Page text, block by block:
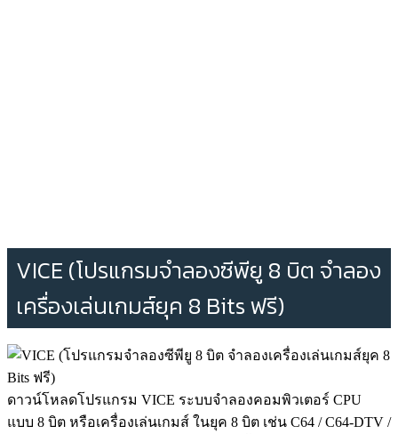
VICE (โปรแกรมจำลองซีพียู 8 บิต จำลอง
เครื่องเล่นเกมส์ยุค 8 Bits ฟรี)
ดาวน์โหลดโปรแกรม VICE ระบบจำลองคอมพิวเตอร์ CPU
แบบ 8 บิต หรือเครื่องเล่นเกมส์ ในยุค 8 บิต เช่น C64 / C64-DTV /